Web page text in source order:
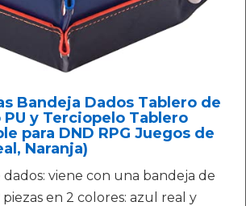
Bandeja Dados Tablero de
PU y Terciopelo Tablero
para DND RPG Juegos de
Naranja)
viene con una bandeja de
en 2 colores: azul real y